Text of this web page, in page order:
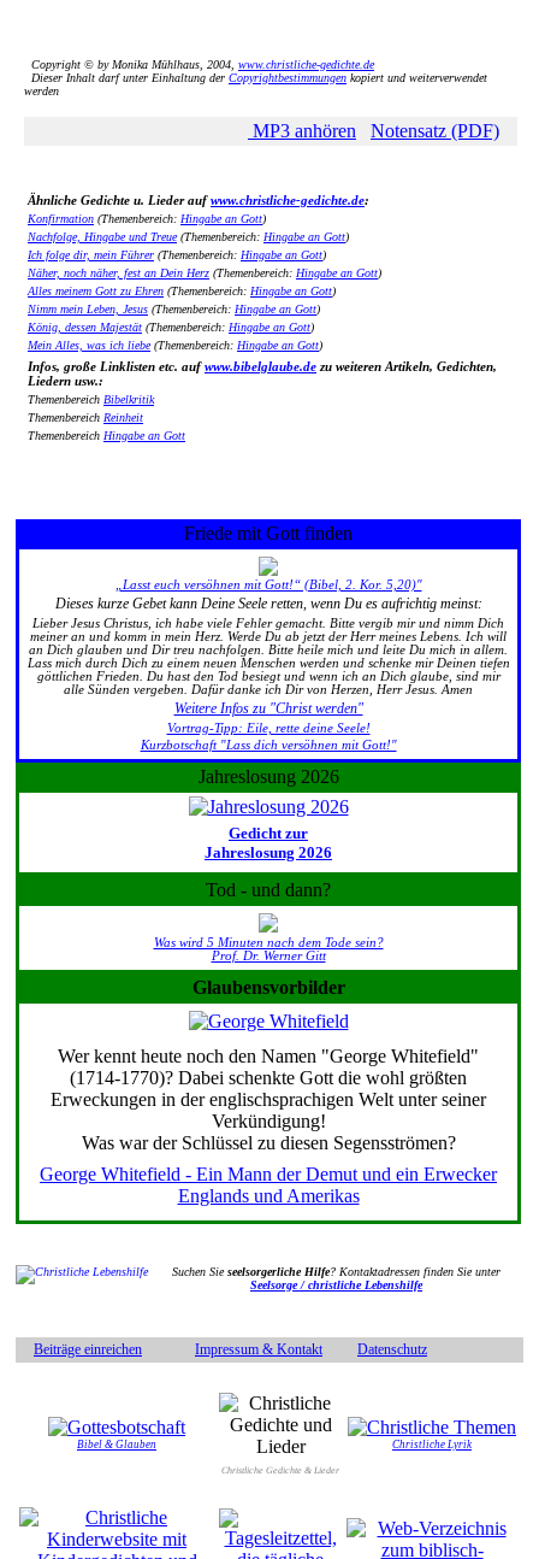
Copyright © by Monika Mühlhaus, 2004, www.christliche-gedichte.de
Dieser Inhalt darf unter Einhaltung der Copyrightbestimmungen kopiert und weiterverwendet
werden
MP3 anhören Notensatz (PDF)
Ähnliche Gedichte u. Lieder aufwww.christliche-gedichte.de:
Konfirmation (Themenbereich: Hingabe an Gott)
Nachfolge, Hingabe und Treue(Themenbereich: Hingabe an Gott)
Ich folge dir, mein Führer (Themenbereich: Hingabe an Gott)
Näher, noch näher, fest an Dein Herz (Themenbereich: Hingabe an Gott)
Alles meinem Gott zu Ehren (Themenbereich: Hingabe an Gott)
Nimm mein Leben, Jesus (Themenbereich: Hingabe an Gott)
König, dessen Majestät (Themenbereich: Hingabe an Gott)
Mein Alles, was ich liebe(Themenbereich: Hingabe an Gott)
Infos, große Linklisten etc. aufwww.bibelglaube.de zu weiteren Artikeln, Gedichten,
Liedern usw.:
Themenbereich Bibelkritik
Themenbereich Reinheit
Themenbereich Hingabe an Gott
Friede mit Gott finden
„Lasst euch versöhnen mit Gott!“ (Bibel, 2. Kor. 5,20)"
Dieses kurze Gebet kann Deine Seele retten, wenn Du es aufrichtig meinst:
Lieber Jesus Christus, ich habe viele Fehler gemacht. Bitte vergib mir und nimm Dich
meiner an und komm in mein Herz. Werde Du ab jetzt der Herr meines Lebens. Ich will
an Dich glauben und Dir treu nachfolgen. Bitte heile mich und leite Du mich in allem.
Lass mich durch Dich zu einem neuen Menschen werden und schenke mir Deinen tiefen
göttlichen Frieden. Du hast den Tod besiegt und wenn ich an Dich glaube, sind mir
alle Sünden vergeben. Dafür danke ich Dir von Herzen, Herr Jesus. Amen
Weitere Infos zu "Christ werden"
Vortrag-Tipp: Eile, rette deine Seele!
Kurzbotschaft "Lass dich versöhnen mit Gott!"
Jahreslosung 2026
Gedicht zur
Jahreslosung 2026
Tod - und dann?
Was wird 5 Minuten nach dem Tode sein?
Prof. Dr. Werner Gitt
Glaubensvorbilder
Wer kennt heute noch den Namen "George Whitefield"
(1714-1770)? Dabei schenkte Gott die wohl größten
Erweckungen in der englischsprachigen Welt unter seiner
Verkündigung!
Was war der Schlüssel zu diesen Segensströmen?
George Whitefield - Ein Mann der Demut und ein Erwecker
Englands und Amerikas
Suchen Sieseelsorgerliche Hilfe? Kontaktadressen finden Sie unter
Seelsorge / christliche Lebenshilfe
Beiträge einreichen Impressum & Kontakt Datenschutz
Bibel & Glauben
Christliche Gedichte & Lieder
Christliche Lyrik